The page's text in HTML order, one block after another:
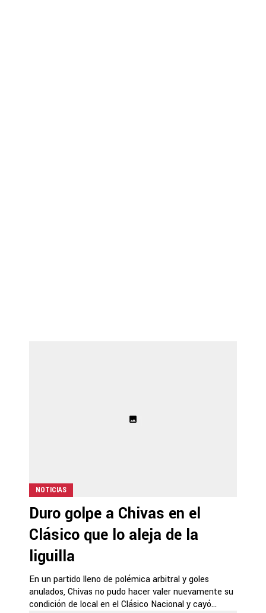
NOTICIAS
Duro golpe a Chivas en el
Clásico que lo aleja de la
liguilla
En un partido lleno de polémica arbitral y goles
anulados, Chivas no pudo hacer valer nuevamente su
condición de local en el Clásico Nacional y cayó...